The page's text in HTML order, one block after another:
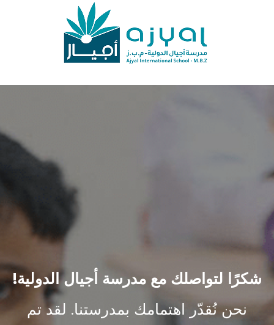
شكرًا لتواصلك مع مدرسة أجيال الدولية!
نحن نُقدّر اهتمامك بمدرستنا. لقد تم